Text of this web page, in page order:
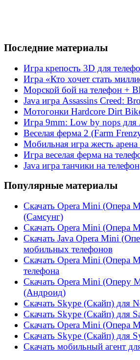
Последние материалы
Игра крепость 3D для
Игра «Кто хочет стать
Морской бой на телефон +
Java игра Assassins Creed:
Мотогонки Hardcore Dirt
Игра 9mm: Low by nops для
Веселая ферма 2 (Farm
Мобильная игра жесть
Игра веселая ферма на
Java игра танчики на телефон
Популярные материалы
Скачать Opera Mini (Опера
(Самсунг)
Скачать Opera Mini (Опера
Скачать Java Opera Mini
мобильных телефонов
Скачать Opera Mini (Опера
телефона
Скачать Opera Mini (Оперу
(Андроид)
Скачать Skype (Скайп) для
Скачать Skype (Скайп) для
Скачать Opera Mini (Опера
Скачать Skype (Скайп) для
Скачать мобильный агент